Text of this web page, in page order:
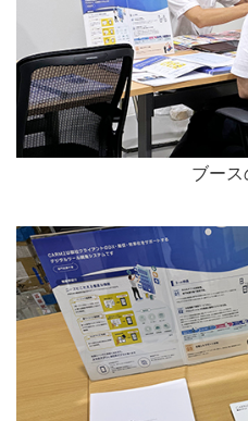
ブース